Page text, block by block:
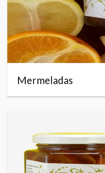
Mermeladas